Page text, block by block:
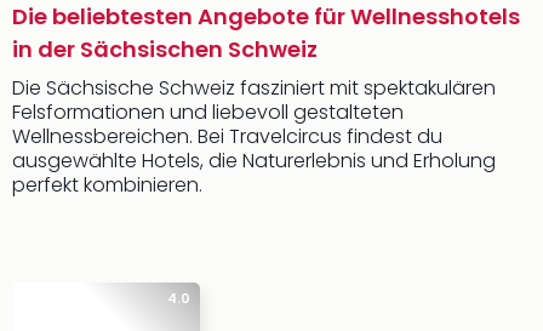
Die beliebtesten Angebote für Wellnesshotels
in der Sächsischen Schweiz
Die Sächsische Schweiz fasziniert mit spektakulären
Felsformationen und liebevoll gestalteten
Wellnessbereichen. Bei Travelcircus findest du
ausgewählte Hotels, die Naturerlebnis und Erholung
perfekt kombinieren.
4.0